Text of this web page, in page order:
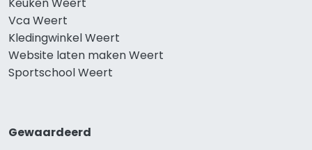
Vca Weert
Kledingwinkel Weert
Website laten maken Weert
Sportschool Weert
Gewaardeerd